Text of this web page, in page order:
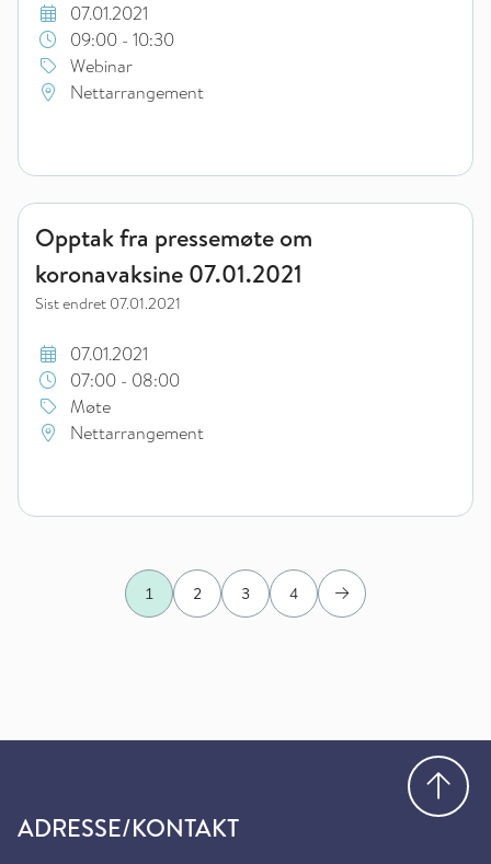
07.01.2021
09:00 - 10:30
Webinar
Nettarrangement
Opptak fra pressemøte om koronavaksine 07.01.2021
Opptak fra pressemøte om
koronavaksine 07.01.2021
Sist endret 07.01.2021
07.01.2021
07:00 - 08:00
Møte
Nettarrangement
1 2 3 4 Neste
ADRESSE/KONTAKT